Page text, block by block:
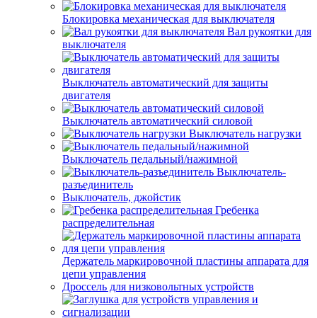
Блокировка механическая для выключателя
Вал рукоятки для
выключателя
Выключатель автоматический для защиты
двигателя
Выключатель автоматический силовой
Выключатель нагрузки
Выключатель педальный/нажимной
Выключатель-
разъединитель
Выключатель, джойстик
Гребенка
распределительная
Держатель маркировочной пластины аппарата для
цепи управления
Дроссель для низковольтных устройств